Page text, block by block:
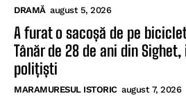
DRAMĂ august 5, 2026
A furat o sacoșă de pe
Tânăr de 28 de ani din
polițiști
MARAMURESUL ISTORIC august 7, 2026